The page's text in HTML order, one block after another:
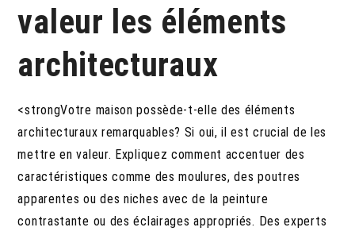
valeur les éléments
architecturaux
<strongVotre maison possède-t-elle des éléments
architecturaux remarquables? Si oui, il est crucial de les
mettre en valeur. Expliquez comment accentuer des
caractéristiques comme des moulures, des poutres
apparentes ou des niches avec de la peinture
contrastante ou des éclairages appropriés. Des experts